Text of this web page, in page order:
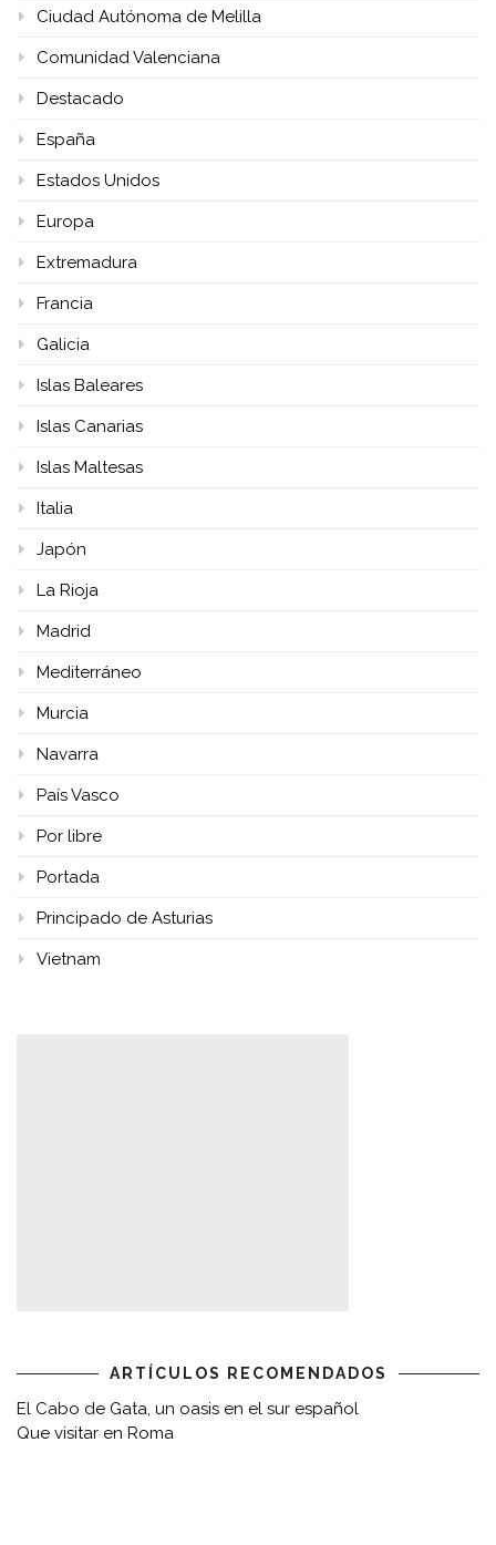
Ciudad Autónoma de Melilla
Comunidad Valenciana
Destacado
España
Estados Unidos
Europa
Extremadura
Francia
Galicia
Islas Baleares
Islas Canarias
Islas Maltesas
Italia
Japón
La Rioja
Madrid
Mediterráneo
Murcia
Navarra
País Vasco
Por libre
Portada
Principado de Asturias
Vietnam
ARTÍCULOS RECOMENDADOS
El Cabo de Gata, un oasis en el sur español
Que visitar en Roma